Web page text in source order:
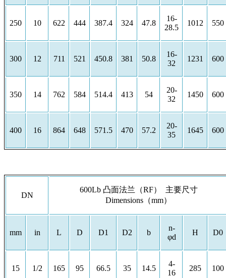
250 10 622 444 387.4 324 47.8
16-
28.5
1012 550
300 12 711 521 450.8 381 50.8
16-
32
1231 600
350 14 762 584 514.4 413 54
20-
32
1450 600
400 16 864 648 571.5 470 57.2
20-
35
1645 600
DN
600Lb 凸面法兰（RF） 主要尺寸
Dimensions（mm）
mm in L D D1 D2 b
n-
φd
H D0
15 1/2 165 95 66.5 35 14.5
4-
16
285 100